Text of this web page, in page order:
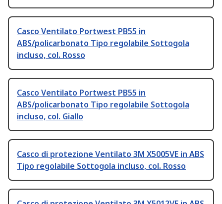
Casco Ventilato Portwest PB55 in
ABS/policarbonato Tipo regolabile Sottogola
incluso, col. Rosso
Casco Ventilato Portwest PB55 in
ABS/policarbonato Tipo regolabile Sottogola
incluso, col. Giallo
Casco di protezione Ventilato 3M X5005VE in ABS
Tipo regolabile Sottogola incluso, col. Rosso